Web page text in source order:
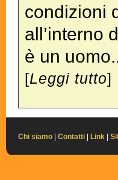
condizioni
all’interno
è un
[Leggi tutto]
Chi siamo Contatti Link